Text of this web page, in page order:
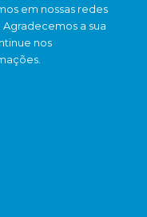
em nossas redes
a sua
nos